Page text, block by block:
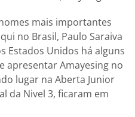
mais importantes
no Brasil, Paulo Saraiva
Estados Unidos há alguns
apresentar Amayesing no
lugar na Aberta Junior
da Nivel 3, ficaram em